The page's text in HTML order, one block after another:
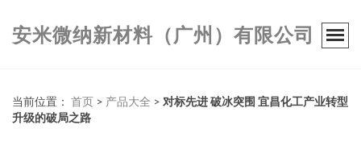
安米微纳新材料（广州）有限公司
当前位置： 首页 > 产品大全 > 对标先进 破冰突围 宜昌化工产业转型
升级的破局之路